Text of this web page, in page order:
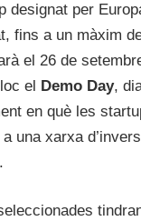
designat per
fins a un màxim
el 26 de
el Demo Day,
en què les
una xarxa